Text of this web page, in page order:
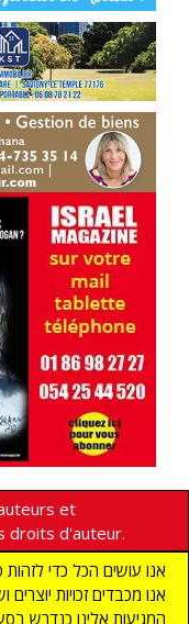
et
droits d'auteur.
אנו עושים הכל כדי
אנו מכבדים זכויות